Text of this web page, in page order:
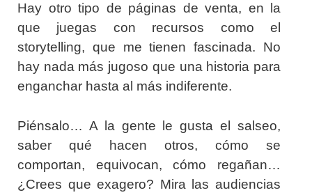
Hay otro tipo de páginas de venta, en la
que juegas con recursos como el
storytelling, que me tienen fascinada. No
hay nada más jugoso que una historia para
enganchar hasta al más indiferente.
Piénsalo… A la gente le gusta el salseo,
saber qué hacen otros, cómo se
comportan, equivocan, cómo regañan…
¿Crees que exagero? Mira las audiencias